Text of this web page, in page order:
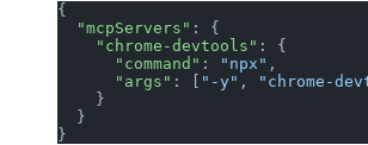
{
  "mcpServers"
: {
    "chrome-devtools"
: {
      "command"
: "npx" ,
      "args"
: [ "-y" , "chrome-
    }
  }
}